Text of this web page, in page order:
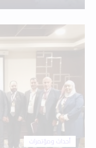
أحداث ومؤتمرات